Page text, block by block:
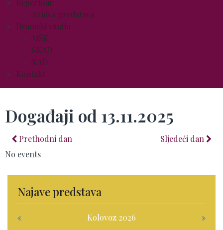
Repertoar
Arhiva predstava
Dramski studio
MŠK
SKAD
KAD
Kontakt
Događaji od 13.11.2025
Prethodni dan
Sljedeći dan
No events
Najave predstava
« Kolovoz 2026
»